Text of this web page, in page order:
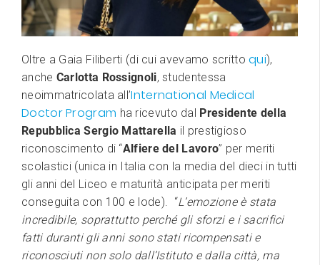
Oltre a Gaia Filiberti (di cui avevamo scrittoqui),
anche Carlotta Rossignoli, studentessa
neoimmatricolata all’International Medical
Doctor Program ha ricevuto dal Presidente della
Repubblica Sergio Mattarella il prestigioso
riconoscimento di “Alfiere del Lavoro” per meriti
scolastici (unica in Italia con la media del dieci in tutti
gli anni del Liceo e maturità anticipata per meriti
conseguita con 100 e lode). “L’emozione è stata
incredibile, soprattutto perché gli sforzi e i sacrifici
fatti duranti gli anni sono stati ricompensati e
riconosciuti non solo dall’Istituto e dalla città, ma